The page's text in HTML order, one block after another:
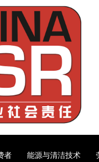
者 能源与清洁技术